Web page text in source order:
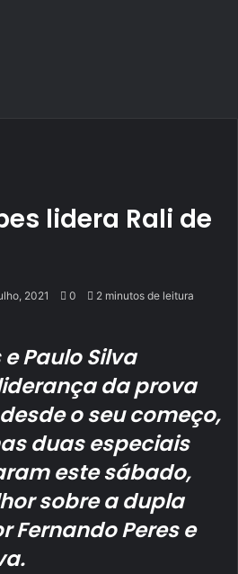
lidera Rali de
2021 0 2 minutos de leitura
Paulo Silva
da prova
o seu começo,
duas especiais
este sábado,
sobre a dupla
Fernando Peres e